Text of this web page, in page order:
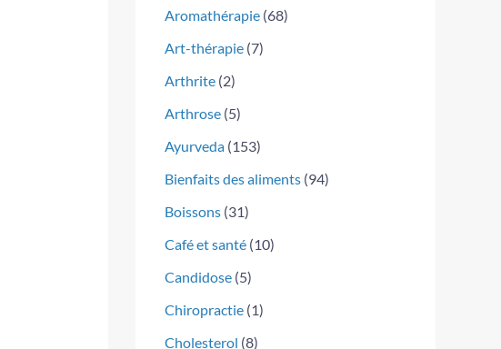
Aromathérapie (68)
Art-thérapie (7)
Arthrite (2)
Arthrose (5)
Ayurveda (153)
Bienfaits des aliments (94)
Boissons (31)
Café et santé (10)
Candidose (5)
Chiropractie (1)
Cholesterol (8)